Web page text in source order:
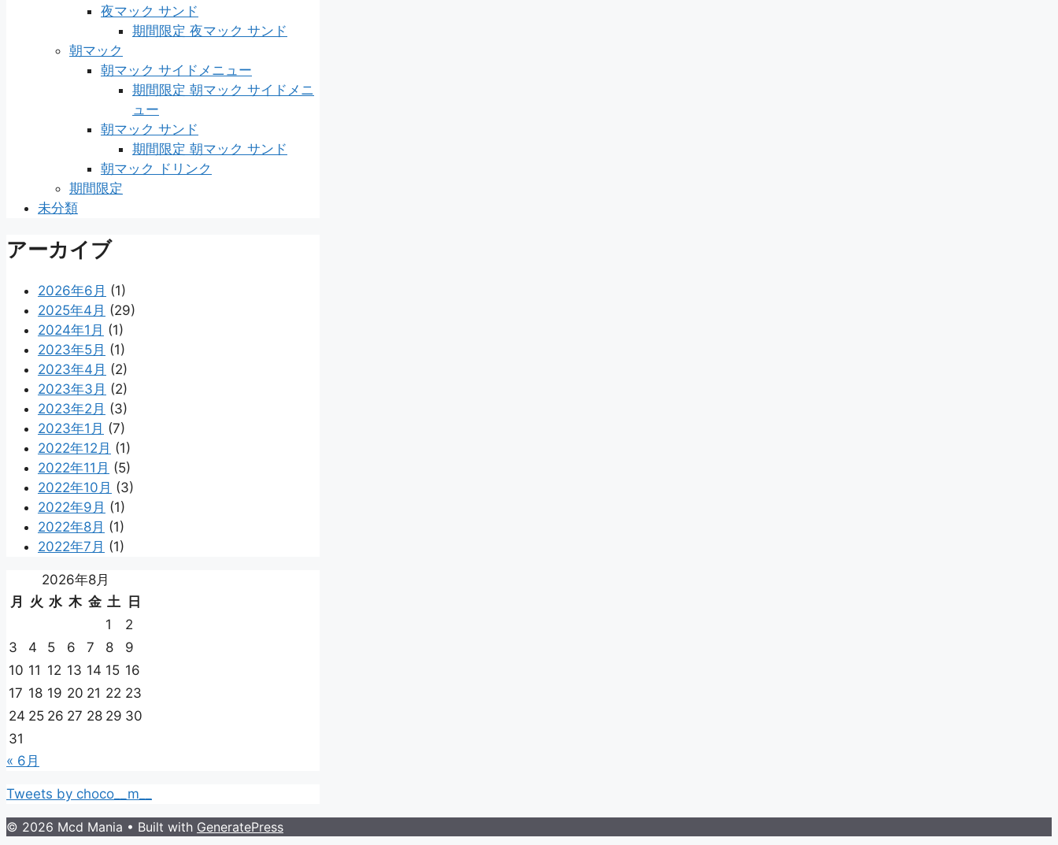
夜マック サンド
期間限定 夜マック サンド
朝マック
朝マック サイドメニュー
期間限定 朝マック サイドメニ
ュー
朝マック サンド
期間限定 朝マック サンド
朝マック ドリンク
期間限定
未分類
アーカイブ
2026年6月 (1)
2025年4月 (29)
2024年1月 (1)
2023年5月 (1)
2023年4月 (2)
2023年3月 (2)
2023年2月 (3)
2023年1月 (7)
2022年12月 (1)
2022年11月 (5)
2022年10月 (3)
2022年9月 (1)
2022年8月 (1)
2022年7月 (1)
2026年8月
月 火 水 木 金 土 日
1
2
3
4 5 6 7 8
9
10 11 12 13 14 15 16
17 18 19 20 21 22 23
24 25 26 27 28 29 30
31
« 6月
Tweets by choco__m__
© 2026 Mcd Mania • Built with GeneratePress